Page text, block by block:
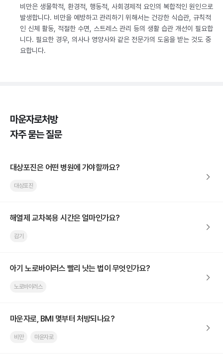
비만은 생물학적, 환경적, 행동적, 사회경제적 요인의 복합적인 원인으로
발생합니다. 비만을 예방하고 관리하기 위해서는 건강한 식습관, 규칙적
인 신체 활동, 적절한 수면, 스트레스 관리 등의 생활 습관 개선이 필요합
니다. 필요한 경우, 의사나 영양사와 같은 전문가의 도움을 받는 것도 중
요합니다.
마운자로처방
자주 묻는 질문
대상포진은 어떤 병원에 가야할까요?
대상포진
해열제 교차복용 시간은 얼마인가요?
감기
아기 노로바이러스 빨리 낫는 법이 무엇인가요?
노로바이러스
마운자로, BMI 몇부터 처방되나요?
비만 마운자로